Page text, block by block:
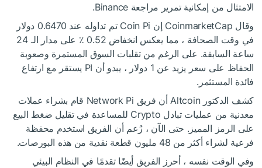
الامتثال من إمكانية تمرير مراجعة Binance.
وقال CoinmarketCap إن Coin Pi تم تداوله عند 0.6470 دولار
في وقت الصحافة ، مما يعكس انخفاض 0.52 ٪ على مدار الـ 24
ساعة السابقة. على الرغم من تقلبات السوق المستمرة وصعوبة
الحفاظ على سعر يزيد عن 1 دولار ، يبدو أن PI يستقر مع ارتفاع
فائدة المستثمر.
كشف الدكتور Altcoin أن فريق Network Pi قام بشراء عملات
معدنية من عمليات تبادل Crypto للمساعدة في تقليل ضغط البيع
على الرمز المميز. حتى الآن ، زُعم أن الفريق استخدم محفظة
فرعية لشراء أكثر من 48 مليون قطعة نقدية من هذه البورصات.
وفي الوقت نفسه ، أحرز الفريق أيضًا تقدمًا في النظام البيئي